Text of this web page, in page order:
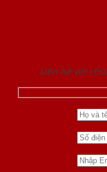
Liên hệ với